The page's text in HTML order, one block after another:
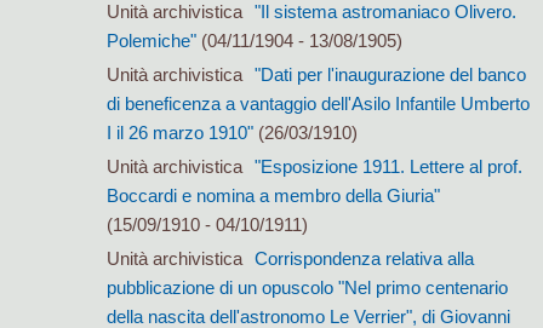
Unità archivistica
"Il sistema astromaniaco Olivero.
Polemiche"(04/11/1904 - 13/08/1905)
Unità archivistica
"Dati per l'inaugurazione del banco
di beneficenza a vantaggio dell'Asilo Infantile Umberto
I il 26 marzo 1910"(26/03/1910)
Unità archivistica
"Esposizione 1911. Lettere al prof.
Boccardi e nomina a membro della Giuria"
(15/09/1910 - 04/10/1911)
Unità archivistica
Corrispondenza relativa alla
pubblicazione di un opuscolo "Nel primo centenario
della nascita dell'astronomo Le Verrier", di Giovanni